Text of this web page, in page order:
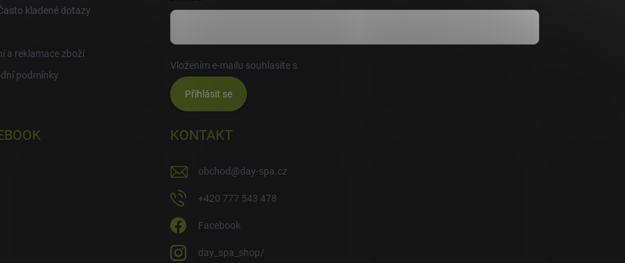
kladené dotazy
a reklamace zboží
podmínky
Vložením e-mailu souhlasíte s
Přihlásit se
KONTAKT
obchod@day-spa.cz
+420 777 543 478
Facebook
day_spa_shop/